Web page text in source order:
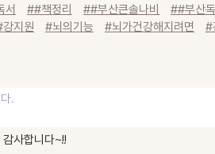
서 ##책정리 ##부산큰솔나비
##부산
지원 #뇌의기능 #뇌가건강해지려면
#
사합니다~!!